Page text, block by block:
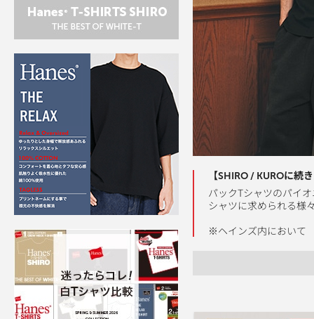
【SHIRO / KUROに続
パックTシャツのパイ
シャツに求められる様
※ヘインズ内において